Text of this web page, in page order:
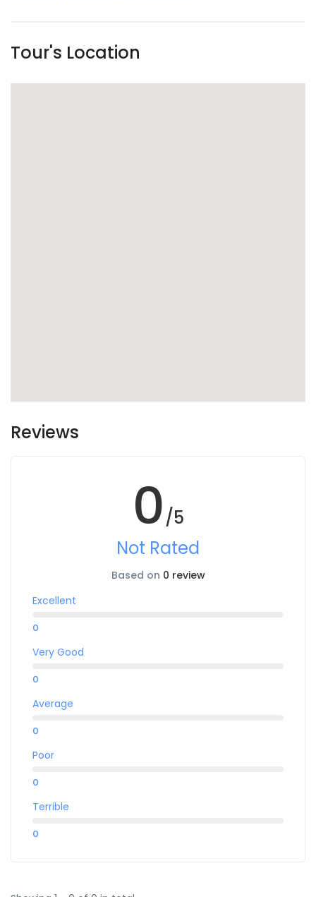
Tour's Location
Reviews
0/5
Not Rated
Based on 0 review
Excellent
0
Very Good
0
Average
0
Poor
0
Terrible
0